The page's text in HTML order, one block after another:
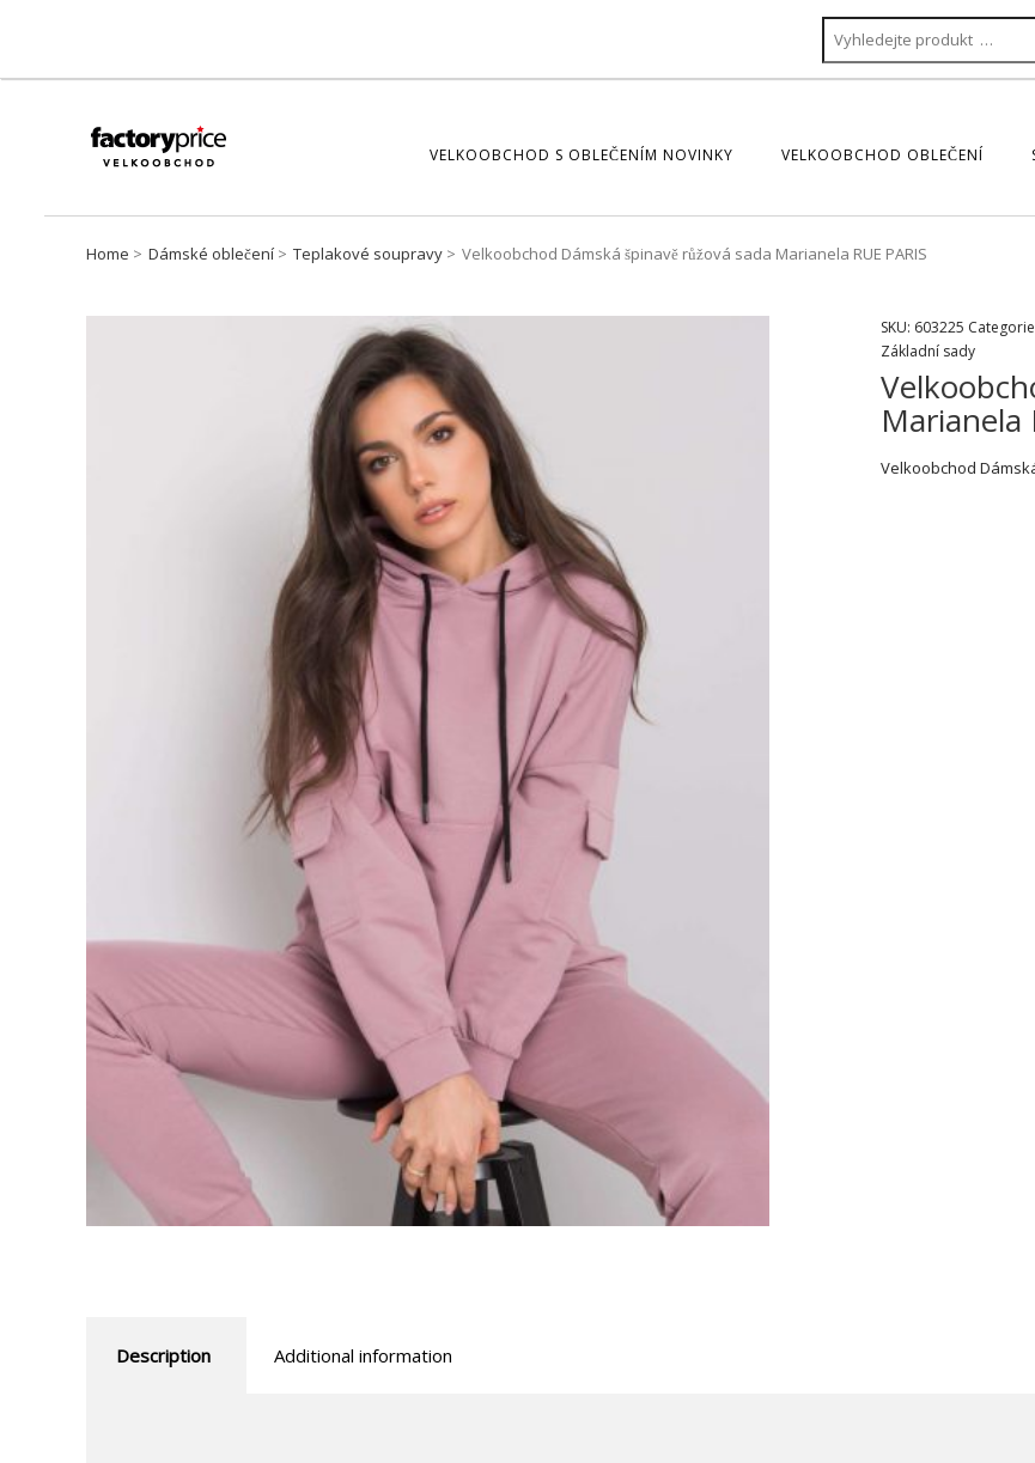
VELKOOBCHOD S OBLEČENÍM NOVINKY VELKOOBCHOD OBLEČENÍ
Home Dámské oblečení Teplakové soupravy Velkoobchod Dámská špinavě růžová sada Marianela RUE PARIS
SKU: 603225
Základní sady
Marianela
Velkoobchod
Description Additional information